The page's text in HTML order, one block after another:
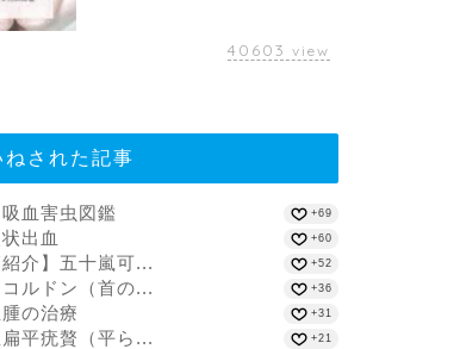
40603 view
ねされた記事
血害虫図鑑 +69
出血 +60
紹介】五十嵐可... +52
ルドン（首の... +36
の治療 +31
平疣贅（平ら... +21